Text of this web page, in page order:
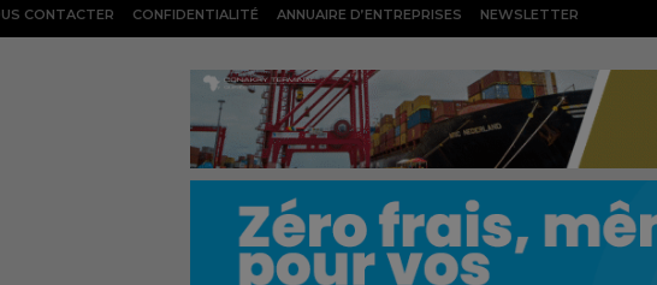
CONTACTER CONFIDENTIALITÉ ANNUAIRE D’ENTREPRISES NEWSLETTER